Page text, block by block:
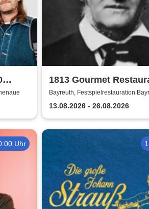
1813 Gourmet
2026
Bayreuth, Festspielrestauration
Festspiele
13.08.2026 - 26.08.2026
Uhr